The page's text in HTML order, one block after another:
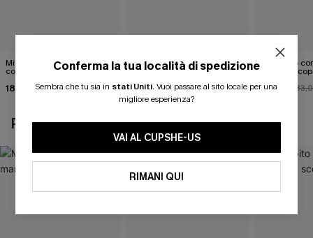
Mini abito senza maniche
con colletto nero
18,90 €
Abito monospalla con
cintura e stampa a foglie
26,90 €
Mini abito
schiena
26,00 €
POTREBBE INTERESSARTI ANCHE
Conferma la tua località di spedizione
Sembra che tu sia in stati Uniti. Vuoi passare al sito locale per una
migliore esperienza?
VAI AL CUPSHE-US
RIMANI QUI